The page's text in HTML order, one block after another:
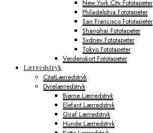
New York City Fototapeter
Philadelphia Fototapeter
San Francisco Fototapeter
Shanghai Fototapeter
Sydney Fototapeter
Tokyo Fototapeter
Verdenskort Fototapeter
Lærredstryk
CitatLærredstryk
Dyrelærredstryk
Bjørne Lærredstryk
Elefant Lærredstryk
Giraf Lærredstryk
Hunde Lærredstryk